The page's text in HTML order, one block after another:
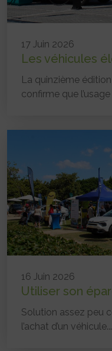
17 Juin 2026
Les véhicules
La quinzième
confirme que l’usage
16 Juin 2026
Utiliser son
Solution assez peu
l’achat d’un véhicule...